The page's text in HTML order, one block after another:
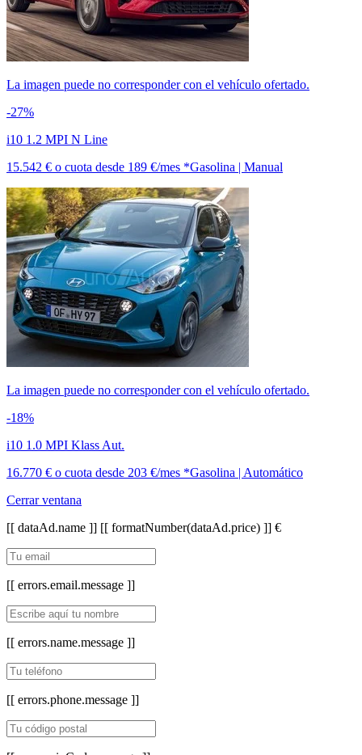
La imagen puede no corresponder con el vehículo ofertado.
-27%
i10 1.2 MPI N Line
15.542 € o cuota desde 189 €/mes *Gasolina | Manual
La imagen puede no corresponder con el vehículo ofertado.
-18%
i10 1.0 MPI Klass Aut.
16.770 € o cuota desde 203 €/mes *Gasolina | Automático
Cerrar ventana
[[ dataAd.name ]] [[ formatNumber(dataAd.price) ]] €
[[ errors.email.message ]]
[[ errors.name.message ]]
[[ errors.phone.message ]]